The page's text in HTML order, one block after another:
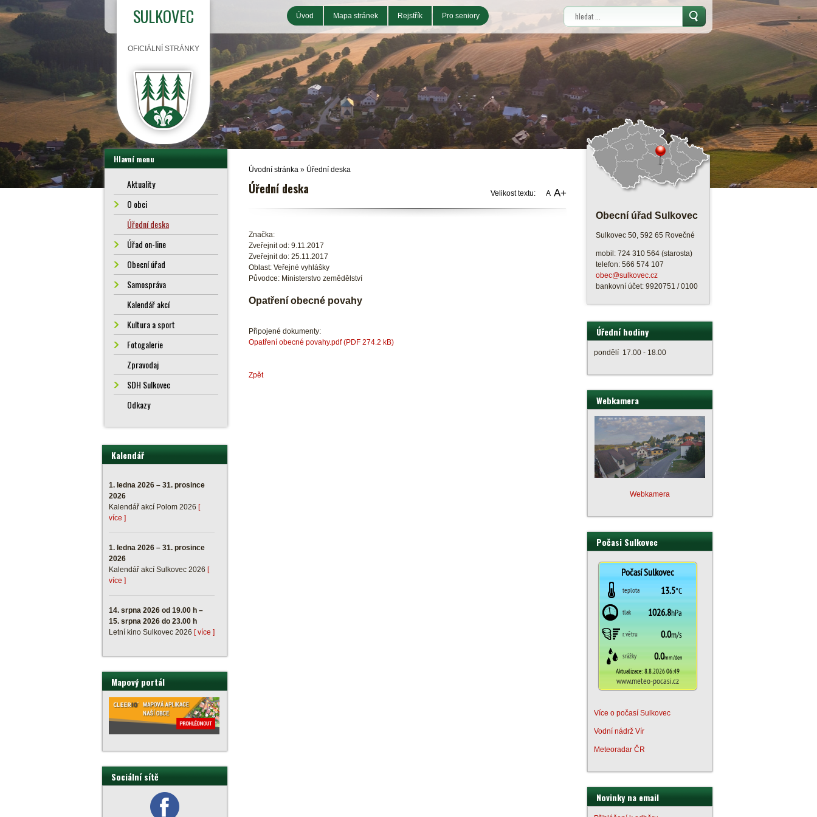
SULKOVEC
OFICIÁLNÍ STRÁNKY
Úvod Mapa stránek Rejstřík Pro seniory Vyhledávání
Úvodní stránka » Úřední deska
Velikost textu: A A+
Úřední deska
Značka:
Zveřejnit od: 9.11.2017
Zveřejnit do: 25.11.2017
Oblast: Veřejné vyhlášky
Původce: Ministerstvo zemědělství
Opatření obecné povahy
Připojené dokumenty:
Opatření obecné povahy.pdf (PDF 274.2 kB)
Zpět
Hlavní menu
Aktuality
O obci
Úřední deska
Úřad on-line
Obecní úřad
Samospráva
Kalendář akcí
Kultura a sport
Fotogalerie
Zpravodaj
SDH Sulkovec
Odkazy
Kalendář
1. ledna 2026 – 31. prosince
2026
Kalendář akcí Polom 2026 [
více ]
1. ledna 2026 – 31. prosince
2026
Kalendář akcí Sulkovec 2026 [
více ]
14. srpna 2026 od 19.00 h –
15. srpna 2026 do 23.00 h
Letní kino Sulkovec 2026 [ více ]
Mapový portál
Sociální sítě
Obecní úřad Sulkovec
Sulkovec 50, 592 65 Rovečné
mobil: 724 310 564 (starosta)
telefon: 566 574 107
obec@sulkovec.cz
bankovní účet: 9920751 / 0100
Úřední hodiny
pondělí 17.00 - 18.00
Webkamera
Webkamera
Počasi Sulkovec
Více o počasí Sulkovec
Vodní nádrž Vír
Meteoradar ČR
Novinky na email